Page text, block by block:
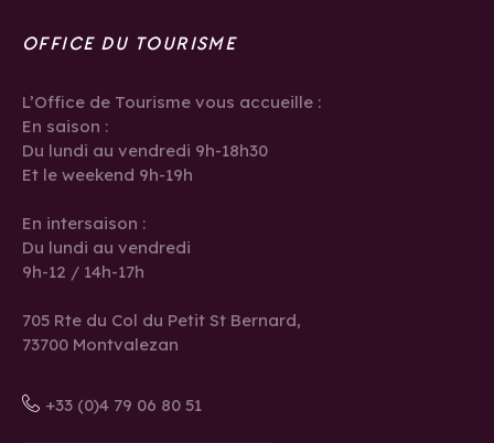
OFFICE DU TOURISME
L’Office de Tourisme vous accueille :
En saison :
Du lundi au vendredi 9h-18h30
Et le weekend 9h-19h
En intersaison :
Du lundi au vendredi
9h-12 / 14h-17h
705 Rte du Col du Petit St Bernard,
73700 Montvalezan
+33 (0)4 79 06 80 51